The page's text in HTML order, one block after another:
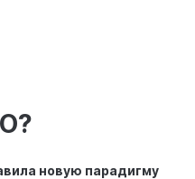
новую парадигму